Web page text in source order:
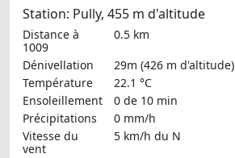
Station: Pully, 455 m d'altitude
Distance à
1009
0.5 km
Dénivellation
29m (426 m d'altitude)
Température
22.1 °C
Ensoleillement
0 de 10 min
Précipitations
0 mm/h
Vitesse du
vent
5 km/h du N